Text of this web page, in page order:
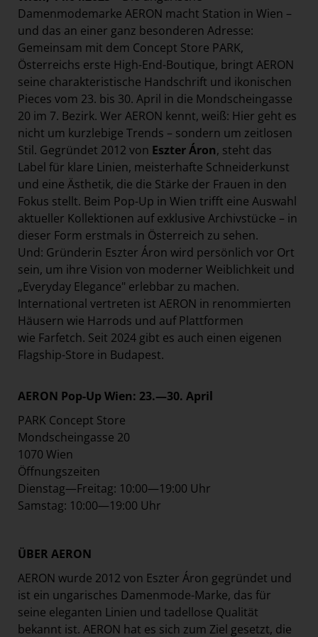
Paradies Garten
Raisin
section.d
Swiss Life Select
The Companion
The Hoxton
Unibail-Rodamco-Westfield
Vöslauer
NMK
MEDIA
KONTAKT
Damenmodemarke AERON macht Station in Wien –
und das an einer ganz besonderen Adresse:
Gemeinsam mit dem Concept Store PARK,
Österreichs erste High-End-Boutique, bringt AERON
seine charakteristische Handschrift und ikonischen
Pieces vom 23. bis 30. April in die Mondscheingasse
20 im 7. Bezirk. Wer AERON kennt, weiß: Hier geht es
nicht um kurzlebige Trends – sondern um zeitlosen
Stil. Gegründet 2012 von Eszter Áron, steht das
Label für klare Linien, meisterhafte Schneiderkunst
und eine Ästhetik, die die Stärke der Frauen in den
Fokus stellt. Beim Pop-Up in Wien trifft eine Auswahl
aktueller Kollektionen auf exklusive Archivstücke – in
dieser Form erstmals in Österreich zu sehen.
Und: Gründerin Eszter Áron wird persönlich vor Ort
sein, um ihre Vision von moderner Weiblichkeit und
„Everyday Elegance" erlebbar zu machen.
International vertreten ist AERON in renommierten
Häusern wie Harrods und auf Plattformen
wie Farfetch. Seit 2024 gibt es auch einen eigenen
Flagship-Store in Budapest.
AERON Pop-Up Wien: 23.—30. April
PARK Concept Store
Mondscheingasse 20
1070 Wien
Öffnungszeiten
Dienstag—Freitag: 10:00—19:00 Uhr
Samstag: 10:00—19:00 Uhr
ÜBER AERON
AERON wurde 2012 von Eszter Áron gegründet und
ist ein ungarisches Damenmode-Marke, das für
seine eleganten Linien und tadellose Qualität
bekannt ist. AERON hat es sich zum Ziel gesetzt, die